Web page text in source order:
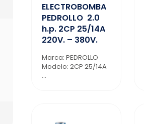
ELECTROBOMBA
PEDROLLO 2.0
h.p. 2CP 25/14A
220V. – 380V.
Marca: PEDROLLO
Modelo: 2CP 25/14A
...